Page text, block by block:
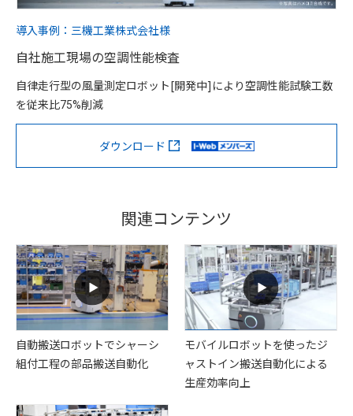
導入事例：三機工業株式会社様
自社施工現場の空調性能検査
自律走行型の風量測定ロボット[開発中]により空調性能試験工数
を従来比75%削減
ダウンロード
関連コンテンツ
自動搬送ロボットでシャーシ
組付工程の部品搬送自動化
モバイルロボットを使ったジ
ャストイン搬送自動化による
生産効率向上